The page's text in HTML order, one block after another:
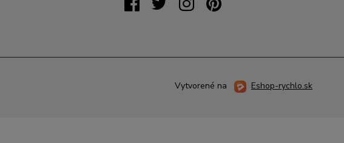
Vytvorené na Eshop-rychlo.sk